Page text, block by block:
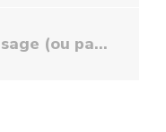
Coiffure de petite fille sage (ou pas)